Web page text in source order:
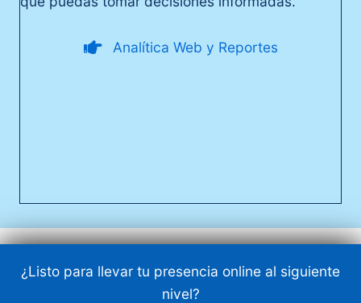
Analítica Web y Reportes
¿Listo para llevar tu presencia online al siguiente
nivel?